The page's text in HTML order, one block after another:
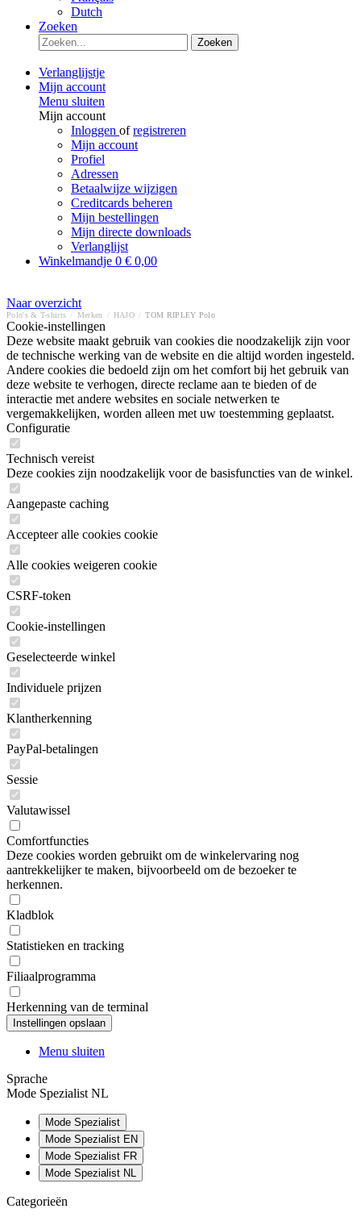
Dutch
Zoeken
Zoeken
Verlanglijstje
Mijn account
Menu sluiten
Mijn account
Inloggen ofregistreren
Mijn account
Profiel
Adressen
Betaalwijze wijzigen
Creditcards beheren
Mijn bestellingen
Mijn directe downloads
Verlanglijst
Winkelmandje 0 € 0,00
Naar overzicht
Polo's & T-shirts Merken HAJO TOM RIPLEY Polo
Cookie-instellingen
Deze website maakt gebruik van cookies die noodzakelijk zijn voor
de technische werking van de website en die altijd worden ingesteld.
Andere cookies die bedoeld zijn om het comfort bij het gebruik van
deze website te verhogen, directe reclame aan te bieden of de
interactie met andere websites en sociale netwerken te
vergemakkelijken, worden alleen met uw toestemming geplaatst.
Configuratie
Technisch vereist
Deze cookies zijn noodzakelijk voor de basisfuncties van de winkel.
Aangepaste caching
Accepteer alle cookies cookie
Alle cookies weigeren cookie
CSRF-token
Cookie-instellingen
Geselecteerde winkel
Individuele prijzen
Klantherkenning
PayPal-betalingen
Sessie
Valutawissel
Comfortfuncties
Deze cookies worden gebruikt om de winkelervaring nog
aantrekkelijker te maken, bijvoorbeeld om de bezoeker te
herkennen.
Kladblok
Statistieken en tracking
Filiaalprogramma
Herkenning van de terminal
Menu sluiten
Sprache
Mode Spezialist NL
Mode Spezialist
Mode Spezialist EN
Mode Spezialist FR
Mode Spezialist NL
Categorieën